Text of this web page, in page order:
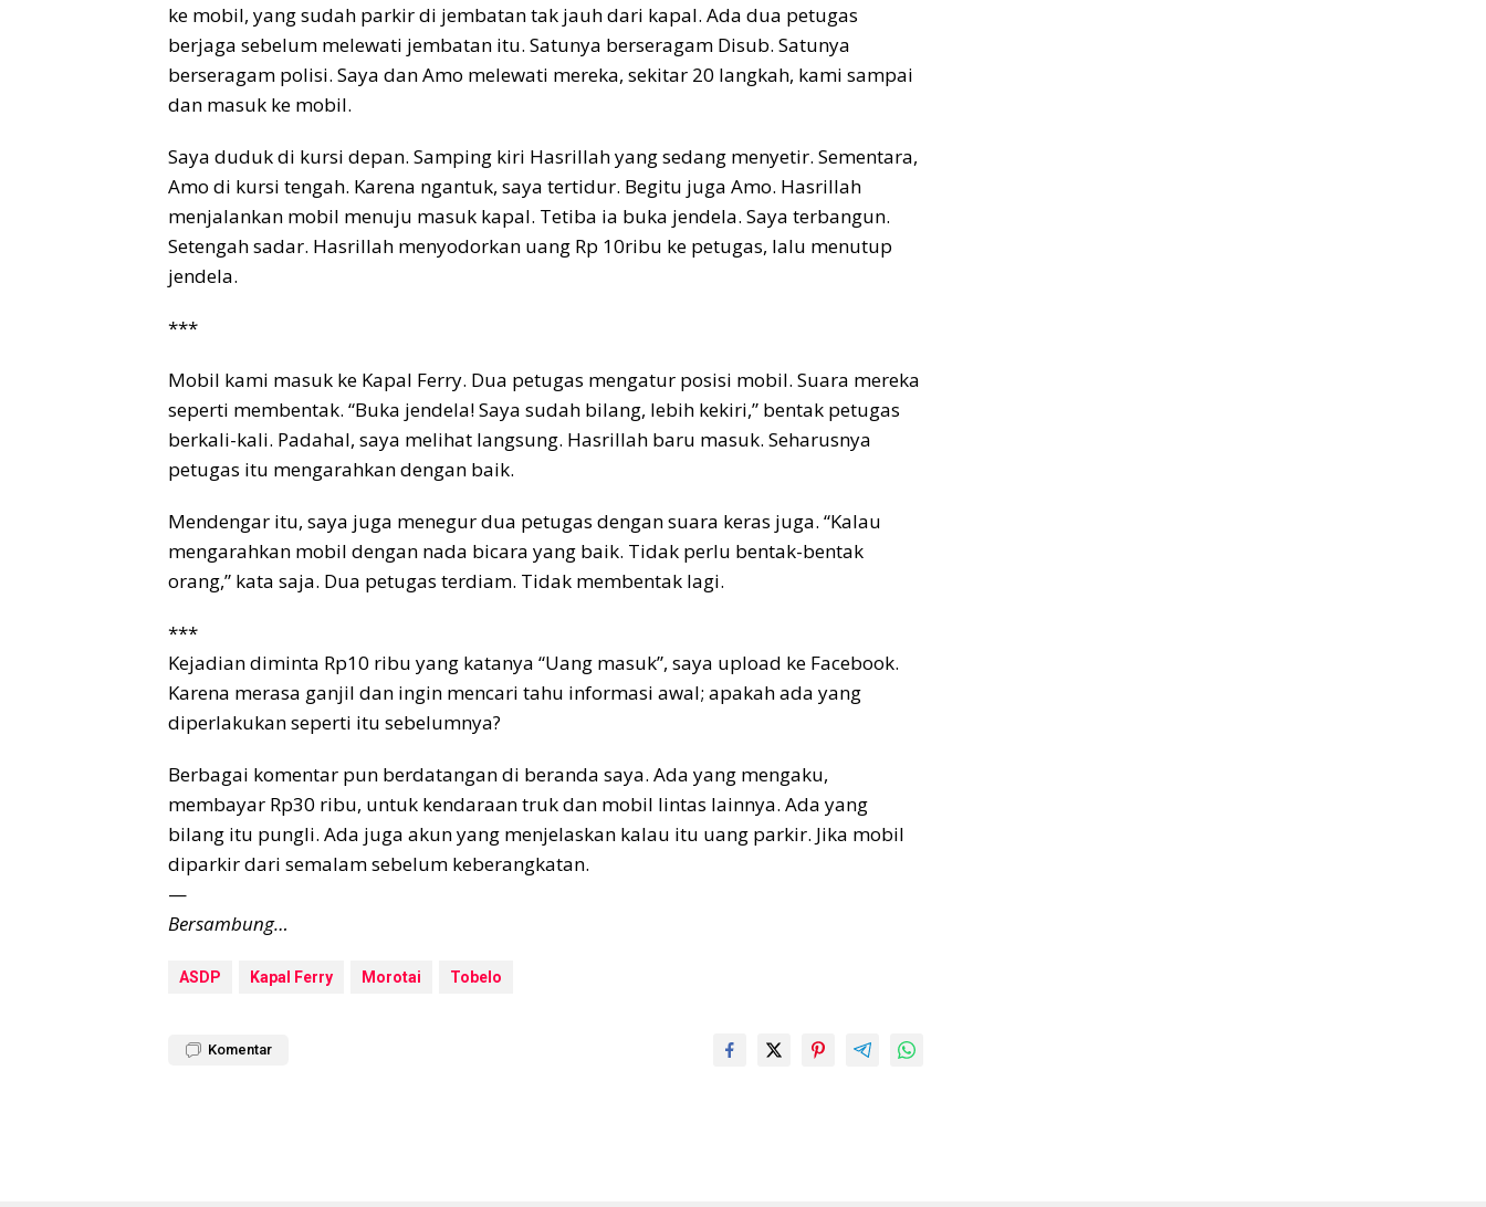
ke mobil, yang sudah parkir di jembatan tak jauh dari kapal. Ada dua petugas
berjaga sebelum melewati jembatan itu. Satunya berseragam Disub. Satunya
berseragam polisi. Saya dan Amo melewati mereka, sekitar 20 langkah, kami sampai
dan masuk ke mobil.
Saya duduk di kursi depan. Samping kiri Hasrillah yang sedang menyetir. Sementara,
Amo di kursi tengah. Karena ngantuk, saya tertidur. Begitu juga Amo. Hasrillah
menjalankan mobil menuju masuk kapal. Tetiba ia buka jendela. Saya terbangun.
Setengah sadar. Hasrillah menyodorkan uang Rp 10ribu ke petugas, lalu menutup
jendela.
***
Mobil kami masuk ke Kapal Ferry. Dua petugas mengatur posisi mobil. Suara mereka
seperti membentak. “Buka jendela! Saya sudah bilang, lebih kekiri,” bentak petugas
berkali-kali. Padahal, saya melihat langsung. Hasrillah baru masuk. Seharusnya
petugas itu mengarahkan dengan baik.
Mendengar itu, saya juga menegur dua petugas dengan suara keras juga. “Kalau
mengarahkan mobil dengan nada bicara yang baik. Tidak perlu bentak-bentak
orang,” kata saja. Dua petugas terdiam. Tidak membentak lagi.
***
Kejadian diminta Rp10 ribu yang katanya “Uang masuk”, saya upload ke Facebook.
Karena merasa ganjil dan ingin mencari tahu informasi awal; apakah ada yang
diperlakukan seperti itu sebelumnya?
Berbagai komentar pun berdatangan di beranda saya. Ada yang mengaku,
membayar Rp30 ribu, untuk kendaraan truk dan mobil lintas lainnya. Ada yang
bilang itu pungli. Ada juga akun yang menjelaskan kalau itu uang parkir. Jika mobil
diparkir dari semalam sebelum keberangkatan.
—
Bersambung…
ASDP Kapal Ferry Morotai Tobelo
Komentar